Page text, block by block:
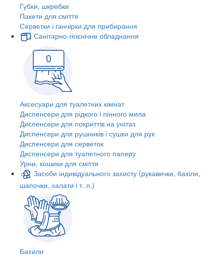
Губки, шкребки
Пакети для сміття
Серветки і ганчірки для прибирання
Санітарно-гігієнічне обладнання
Аксесуари для туалетних кімнат
Диспенсери для рідкого і пінного мила
Диспенсери для покриттів на унітаз
Диспенсери для рушників і сушки для рук
Диспенсери для серветок
Диспенсери для туалетного паперу
Урни, кошики для сміття
Засоби індивідуального захисту (рукавички, бахіли,
шапочки, халати і т. п.)
Бахили